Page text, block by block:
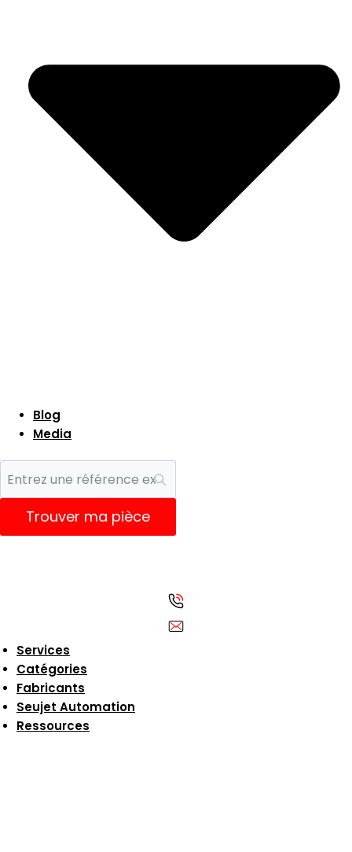
Blog
Media
Trouver ma pièce
Services
Catégories
Fabricants
Seujet Automation
Ressources